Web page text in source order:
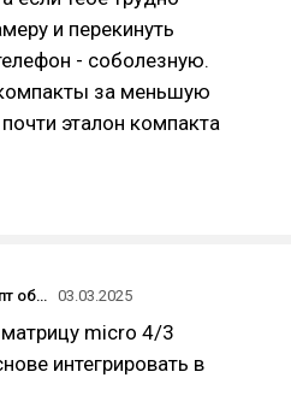
и перекинуть
- соболезную.
за меньшую
эталон компакта
Xiaomi показала концепт объектива, который крепится к задней части смартфона 03.03.2025
micro 4/3
интегрировать в